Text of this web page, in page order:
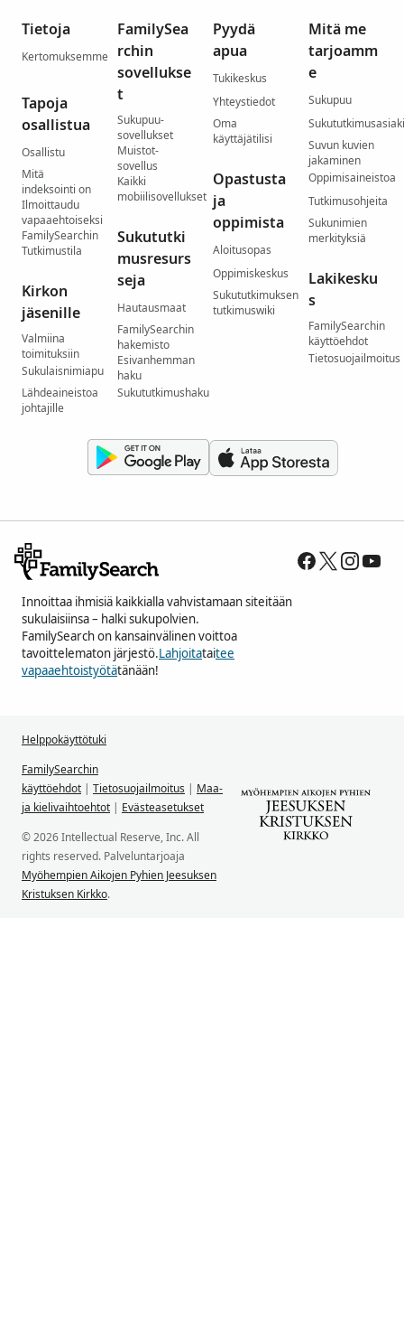
Tietoja
Kertomuksemme
Tapoja
osallistua
Osallistu
Mitä
indeksointi on
Ilmoittaudu
vapaaehtoiseksi
FamilySearchin
Tutkimustila
Kirkon
jäsenille
Valmiina
toimituksiin
Sukulaisnimiapu
Lähdeaineistoa
johtajille
FamilySea
rchin
sovellukse
t
Sukupuu-
sovellukset
Muistot-
sovellus
Kaikki
mobiilisovellukset
Sukututki
musresurs
seja
Hautausmaat
FamilySearchin
hakemisto
Esivanhemman
haku
Sukututkimushaku
Pyydä
apua
Tukikeskus
Yhteystiedot
Oma
käyttäjätilisi
Opastusta
ja
oppimista
Aloitusopas
Oppimiskeskus
Sukututkimuksen
tutkimuswiki
Mitä me
tarjoamm
e
Sukupuu
Suvun kuvien
jakaminen
Oppimisaineistoa
Tutkimusohjeita
Sukunimien
merkityksiä
Lakikesku
s
FamilySearchin
käyttöehdot
Tietosuojailmoitus
Innoittaa ihmisiä kaikkialla vahvistamaan siteitään
sukulaisiinsa – halki sukupolvien.
FamilySearch on kansainvälinen voittoa
tavoittelematon järjestö.Lahjoitataitee
vapaaehtoistyötätänään!
Helppokäyttötuki
FamilySearchin
käyttöehdot | Tietosuojailmoitus | Maa-
ja kielivaihtoehtot | Evästeasetukset
© 2026 Intellectual Reserve, Inc. All
rights reserved. Palveluntarjoaja
Myöhempien Aikojen Pyhien Jeesuksen
Kristuksen Kirkko.